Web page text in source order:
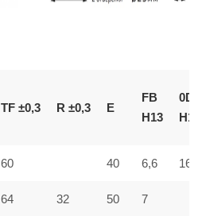
TF ±0,3 R ±0,3 E
FB
H13
0D
H11
60 40 6,6 16
64 32 50 7